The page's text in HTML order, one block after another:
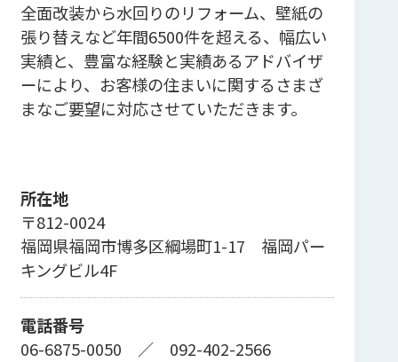
全面改装から水回りのリフォーム、壁紙の
張り替えなど年間6500件を超える、幅広い
実績と、豊富な経験と実績あるアドバイザ
ーにより、お客様の住まいに関するさまざ
まなご要望に対応させていただきます。
所在地
〒812-0024
福岡県福岡市博多区綱場町1-17 福岡パー
キングビル4F
電話番号
06-6875-0050 ／ 092-402-2566